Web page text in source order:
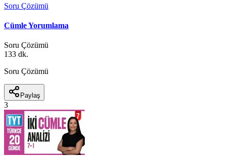
Soru Çözümü
Cümle Yorumlama
Soru Çözümü
133 dk.
Soru Çözümü
Paylaş
3